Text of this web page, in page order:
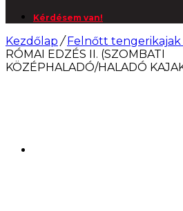
Kérdésem van!
Kezdőlap / Felnőtt tengerikajak
RÓMAI EDZÉS II. (SZOMBATI
KÖZÉPHALADÓ/HALADÓ